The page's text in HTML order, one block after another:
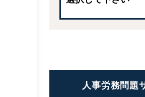
人事労務問題